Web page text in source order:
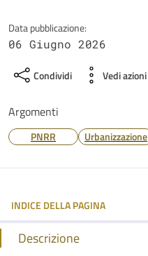
Data pubblicazione:
06 Giugno 2026
Condividi Vedi azioni
Argomenti
PNRR Urbanizzazione
INDICE DELLA PAGINA
Descrizione